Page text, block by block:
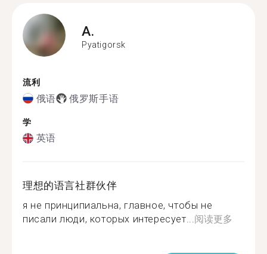
A.
Pyatigorsk
流利
俄语 俄罗斯手语
学
英语
理想的语言社群伙伴
я не принципиальна, главное, чтобы не
писали люди, которых интересует...阅读更多